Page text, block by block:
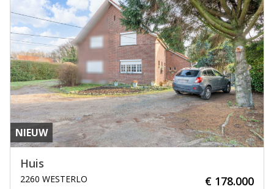
NIEUW
Huis
2260 WESTERLO € 178.000